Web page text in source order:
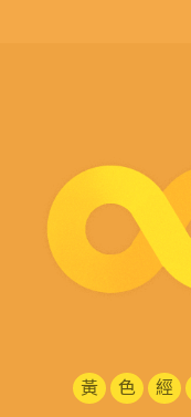
黃 色 經